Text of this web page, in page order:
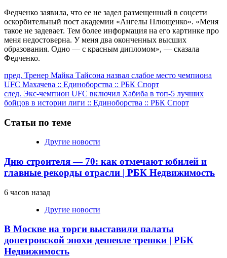
Федченко заявила, что ее не задел размещенный в соцсети
оскорбительный пост академии «Ангелы Плющенко». «Меня
такое не задевает. Тем более информация на его картинке про
меня недостоверна. У меня два оконченных высших
образования. Одно — с красным дипломом», — сказала
Федченко.
Продолжить
чтение
пред. Тренер Майка Тайсона назвал слабое место чемпиона
UFC Махачева :: Единоборства :: РБК Спорт
след. Экс-чемпион UFC включил Хабиба в топ-5 лучших
бойцов в истории лиги :: Единоборства :: РБК Спорт
Статьи по теме
Другие новости
Дню строителя — 70: как отмечают юбилей и
главные рекорды отрасли | РБК Недвижимость
6 часов назад
Другие новости
В Москве на торги выставили палаты
допетровской эпохи дешевле трешки | РБК
Недвижимость